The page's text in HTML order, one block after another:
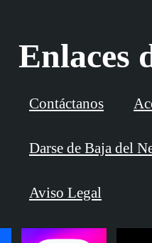
Enlaces
Contáctanos
Darse de Baja del
Aviso Legal